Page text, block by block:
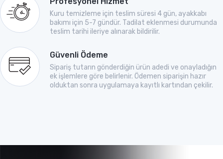
Kuru temizleme için teslim süresi 4 gün, ayakkabı
bakımı için 5-7 gündür. Tadilat eklenmesi durumunda
teslim tarihi ileriye alınarak bildirilir.
Güvenli Ödeme
Sipariş tutarın gönderdiğin ürün adedi ve onayladığın
ek işlemlere göre belirlenir. Ödemen siparişin hazır
olduktan sonra uygulamaya kayıtlı kartından çekilir.